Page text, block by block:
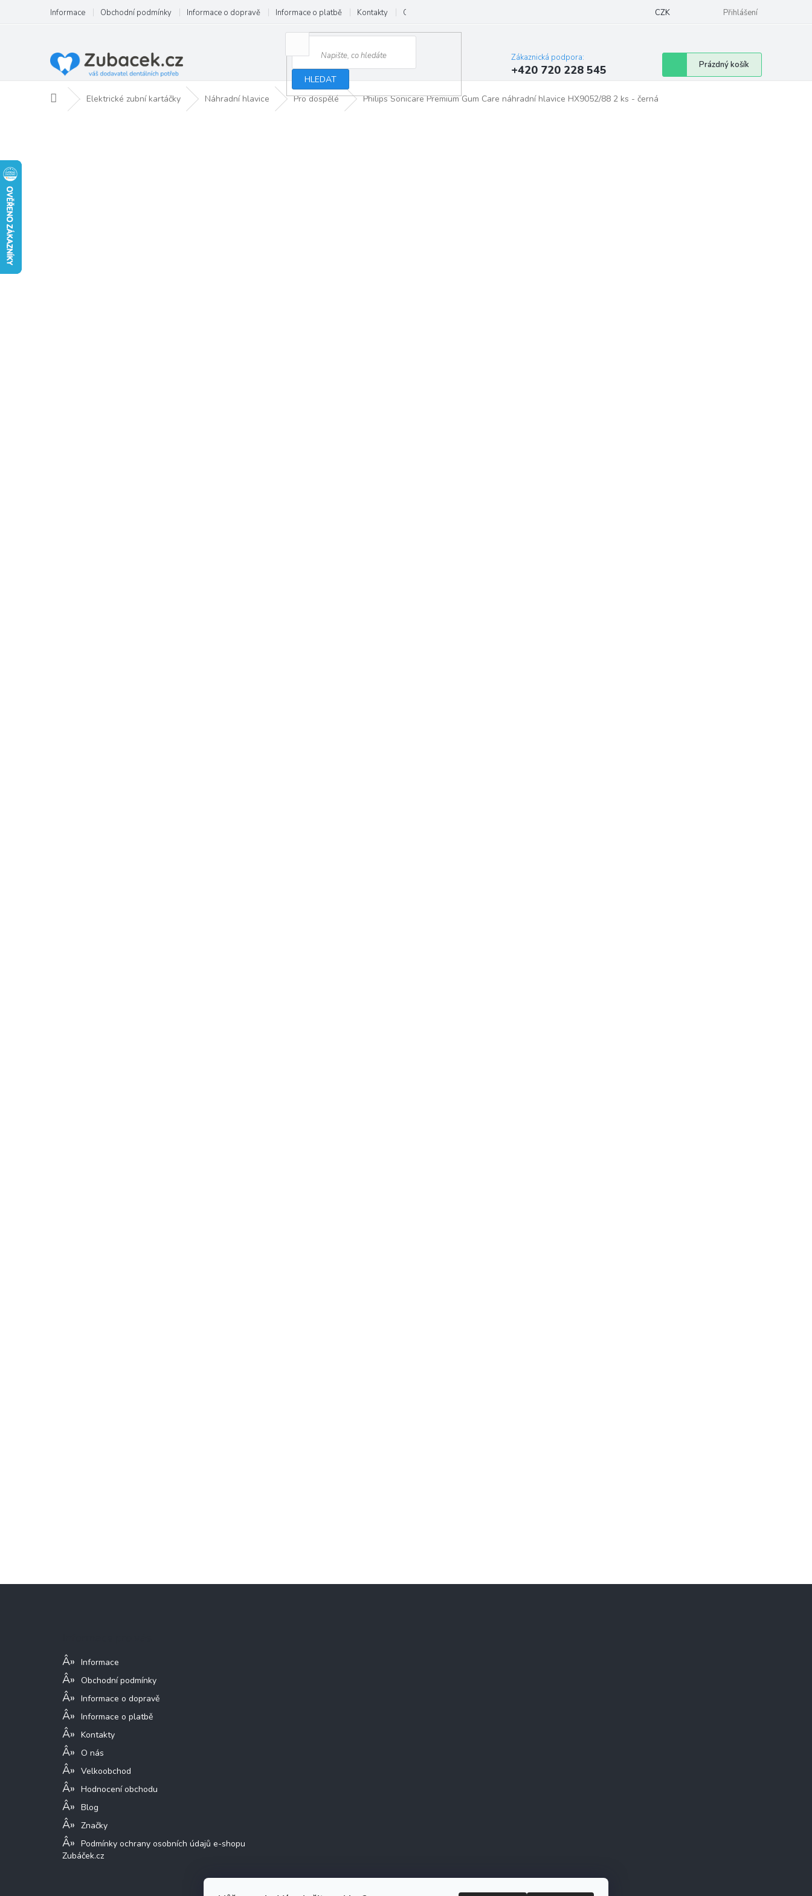
obsah
Informace Obchodní podmínky Informace o dopravě Informace o platbě Kontakty O nás Podmínky ochrany osobních údajů e-
CZK Přihlášení
HLEDAT
Zákaznická podpora:
+420 720 228 545
Nákupní
košík
Prázdný košík
Domů Elektrické zubní kartáčky Náhradní hlavice Pro dospělé Philips Sonicare Premium Gum Care náhradní hlavice HX9052/88 2 ks - černá
Informace
Obchodní podmínky
Informace o dopravě
Informace o platbě
Kontakty
O nás
Velkoobchod
Hodnocení obchodu
Blog
Značky
Podmínky ochrany osobních údajů e-shopu
Zubáček.cz